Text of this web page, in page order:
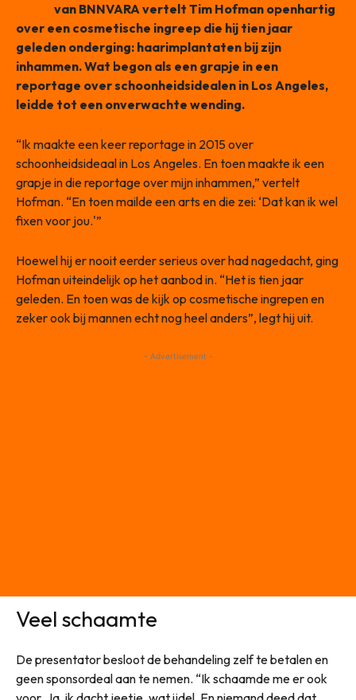
van BNNVARA vertelt Tim Hofman openhartig
over een cosmetische ingreep die hij tien jaar
geleden onderging: haarimplantaten bij zijn
inhammen. Wat begon als een grapje in een
reportage over schoonheidsidealen in Los Angeles,
leidde tot een onverwachte wending.
“Ik maakte een keer reportage in 2015 over
schoonheidsideaal in Los Angeles. En toen maakte ik een
grapje in die reportage over mijn inhammen,” vertelt
Hofman. “En toen mailde een arts en die zei: ‘Dat kan ik wel
fixen voor jou.'”
Hoewel hij er nooit eerder serieus over had nagedacht, ging
Hofman uiteindelijk op het aanbod in. “Het is tien jaar
geleden. En toen was de kijk op cosmetische ingrepen en
zeker ook bij mannen echt nog heel anders”, legt hij uit.
- Advertisement -
Veel schaamte
De presentator besloot de behandeling zelf te betalen en
geen sponsordeal aan te nemen. “Ik schaamde me er ook